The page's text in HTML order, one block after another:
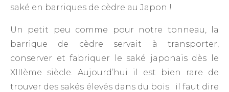
saké en barriques de cèdre au Japon !
Un petit peu comme pour notre tonneau, la
barrique de cèdre servait à transporter,
conserver et fabriquer le saké japonais dès le
XIIIème siècle. Aujourd’hui il est bien rare de
trouver des sakés élevés dans du bois : il faut dire